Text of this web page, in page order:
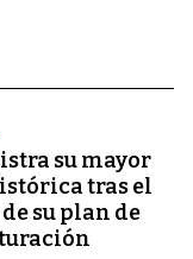
su mayor
tras el
su plan de